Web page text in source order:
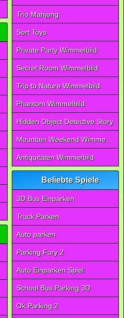
Trio Mahjong
Sort Toys
Private Party Wimmelbild
Secret Room Wimmelbild
Trip to Nature Wimmelbild
Phantom Wimmelbild
Hidden Object Detective Story
Mountain Weekend Wimmelbild
Antiquitäten Wimmelbild
Beliebte Spiele
3D Bus Einparken
Truck Parken
Auto parken
Parking Fury 2
Auto Einparken Spiel
School Bus Parking 3D
Ok Parking 2